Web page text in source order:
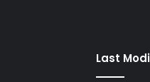
Last